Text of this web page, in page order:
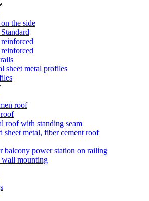
the side
sheet metal profiles
roof
roof with standing seam
sheet metal, fiber cement roof
balcony power station on railing
wall mounting